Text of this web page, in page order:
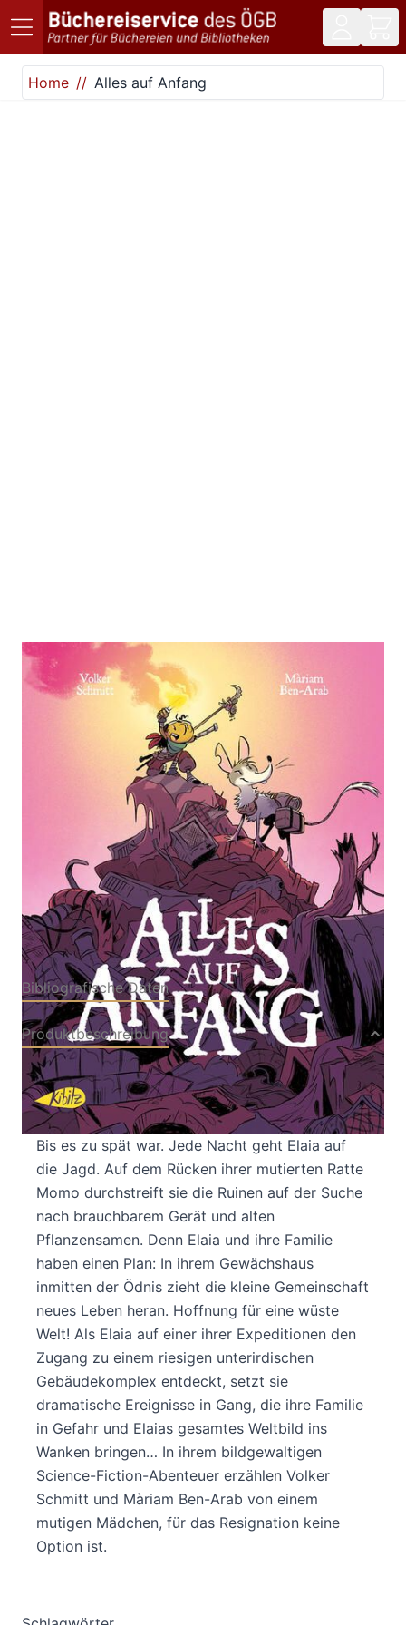
Direkt zum Inhalt
Home
Alles auf Anfang
Alles auf Anfang
Zur Wunschliste hinzufügen
Volker Schmitt
Verlag: Kibitz Verlag 04.05.2026
Buch 184 Seiten
Hardcover
ISBN: 978-3-
94869047-2
Bibliografische Daten
Produktbeschreibung
Der große Zusammenbruch war nicht mit einem
Knall gekommen. Über Jahrzehnte hatten die
Menschen die Zeichen gesehen… und ignoriert.
Bis es zu spät war. Jede Nacht geht Elaia auf
die Jagd. Auf dem Rücken ihrer mutierten Ratte
Momo durchstreift sie die Ruinen auf der Suche
nach brauchbarem Gerät und alten
Pflanzensamen. Denn Elaia und ihre Familie
haben einen Plan: In ihrem Gewächshaus
inmitten der Ödnis zieht die kleine Gemeinschaft
neues Leben heran. Hoffnung für eine wüste
Welt! Als Elaia auf einer ihrer Expeditionen den
Zugang zu einem riesigen unterirdischen
Gebäudekomplex entdeckt, setzt sie
dramatische Ereignisse in Gang, die ihre Familie
in Gefahr und Elaias gesamtes Weltbild ins
Wanken bringen… In ihrem bildgewaltigen
Science-Fiction-Abenteuer erzählen Volker
Schmitt und Màriam Ben-Arab von einem
mutigen Mädchen, für das Resignation keine
Option ist.